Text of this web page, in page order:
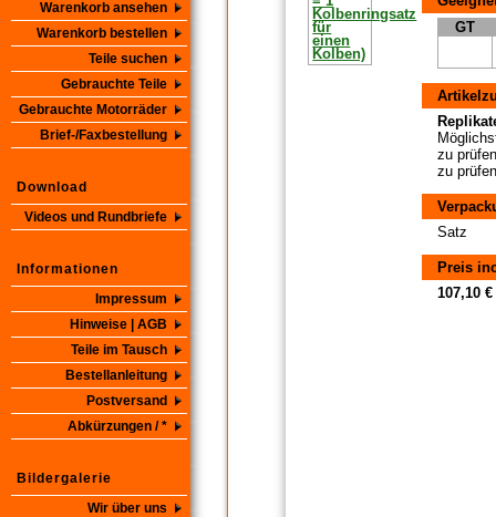
Warenkorb ansehen
Warenkorb bestellen
Teile suchen
Gebrauchte Teile
Gebrauchte Motorräder
Brief-/Faxbestellung
Download
Videos und Rundbriefe
Informationen
Impressum
Hinweise | AGB
Teile im Tausch
Bestellanleitung
Postversand
Abkürzungen / *
Bildergalerie
Wir über uns
GT
zu
zu
Satz
Preis
107,10 €